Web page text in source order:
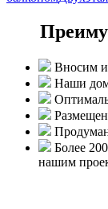
Вносим
Наши
Более
нашим